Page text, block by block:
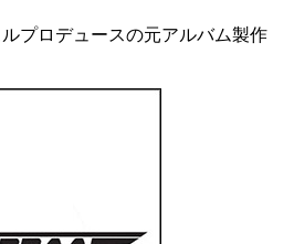
プロデュースの元アルバム製作